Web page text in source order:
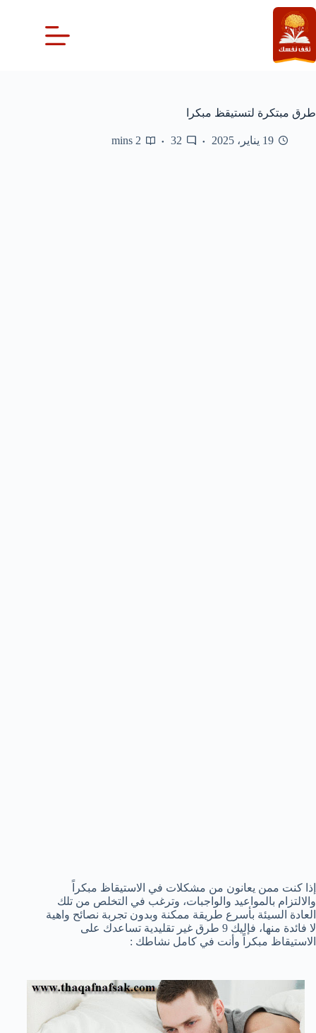
التجاوز
إلى
المحتوى
طرق مبتكرة لتستيقظ مبكرا
19 يناير، 2025 32
2 mins
إذا كنت ممن يعانون من مشكلات في الاستيقاظ مبكراً
والالتزام بالمواعيد والواجبات، وترغب في التخلص من تلك
العادة السيئة بأسرع طريقة ممكنة وبدون تجربة نصائح واهية
لا فائدة منها، فإليك 9 طرق غير تقليدية تساعدك على
الاستيقاظ مبكراً وأنت في كامل نشاطك :